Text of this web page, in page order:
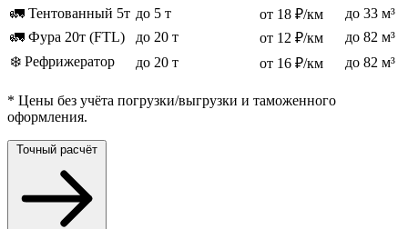
🚛 Тентованный 5т до 5 т от 18 ₽/км
до 33 м³
🚛 Фура 20т (FTL)
до 20 т от 12 ₽/км
до 82 м³
❄️ Рефрижератор
до 20 т от 16 ₽/км до 82 м³
* Цены без учёта погрузки/выгрузки и таможенного
оформления.
Точный расчёт